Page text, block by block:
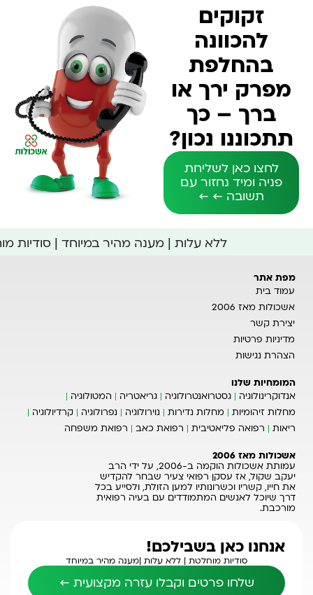
זקוקים
להכוונה
בהחלפת
מפרק ירך או
ברך – כך
תתכוננו נכון?
לחצו כאן לשליחת
פניה ומיד נחזור עם
תשובה ← ←
ללא עלות | מענה מהיר במיוחד |
מפת אתר
עמוד בית
אשכולות מאז 2006
יצירת קשר
מדיניות פרטיות
הצהרת נגישות
המומחיות שלנו
אנדוקרינולוגיה
גסטרואנטרולוגיה גריאטריה
המטולוגיה
מחלות זיהומיות
מחלות נדירות נוירולוגיה נפרולוגיה
קרדיולוגיה
ריאות
רפואה פליאטיבית רפואת כאב רפואת משפחה
אשכולות מאז 2006
עמותת אשכולות הוקמה ב-2006, על ידי הרב
יעקב שקול, אז עסקן רפואי צעיר שבחר להקדיש
את חייו, קשריו וכשרונותיו למען הזולת, ולסייע בכל
דרך שיוכל לאנשים המתמודדים עם בעיה רפואית
מורכבת.
אנחנו כאן בשבילכם!
סודיות מוחלטת | ללא עלות |מענה מהיר במיוחד
שלחו פרטים וקבלו עזרה מקצועית ←